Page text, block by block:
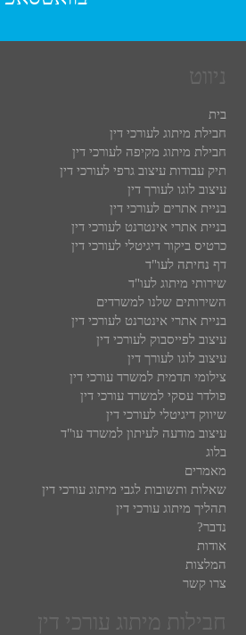
ניווט
בית
חבילת מיתוג לעורכי דין
חבילת מיתוג מקיפה לעורכי דין
תיק עבודות עיצוב גרפי לעורכי דין
עיצוב לוגו לעורך דין
בניית אתרים לעורכי דין
בניית אתרי אינטרנט לעורכי דין
כרטיס ביקור דיגיטלי לעורכי דין
דף נחיתה לעו"ד
שירותי מיתוג לעו"ד
השירותים שלנו למשרדים
בניית אתרי אינטרנט לעורכי דין
עיצוב לפייסבוק לעורכי דין
עיצוב לוגו לעורך דין
צילומי תדמית למשרד עורכי דין
פולדר עסקי למשרד עורכי דין
שיווק דיגיטלי לעורכי דין
עיצוב מודעה לעיתון למשרד עו"ד
בלוג
מאמרים
שאלות ותשובות לגבי מיתוג עורכי דין
תהליך מיתוג עורכי דין
נדבר?
אודות
המלצות
צרו קשר
חבילות מיתוג עורכי דין